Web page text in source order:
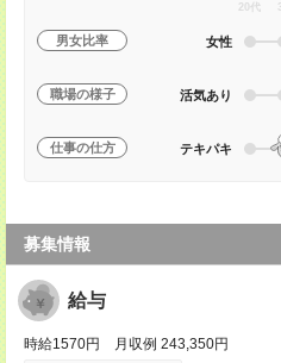
20代
男女比率 女性
職場の様子 活気あり
仕事の仕方 テキパキ
募集情報
給与
時給1570円 月収例 243,350円